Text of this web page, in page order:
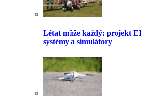
Létat může každý: projekt
systémy a simulátory